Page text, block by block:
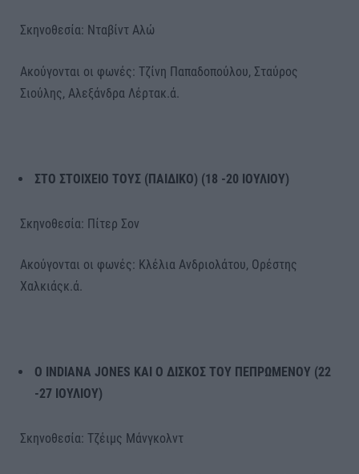
Σκηνοθεσία: Νταβίντ Αλώ
Ακούγονται οι φωνές: Τζίνη Παπαδοπούλου, Σταύρος
Σιούλης, Αλεξάνδρα Λέρτακ.ά.
ΣΤΟ ΣΤΟΙΧΕΙΟ ΤΟΥΣ (ΠΑΙΔΙΚΟ) (18 -20 ΙΟΥΛΙΟΥ)
Σκηνοθεσία: Πίτερ Σον
Ακούγονται οι φωνές: Κλέλια Ανδριολάτου, Ορέστης
Χαλκιάςκ.ά.
Ο INDIANA JONES ΚΑΙ Ο ΔΙΣΚΟΣ ΤΟΥ ΠΕΠΡΩΜΕΝΟΥ (22
-27 ΙΟΥΛΙΟΥ)
Σκηνοθεσία: Τζέιμς Μάνγκολντ